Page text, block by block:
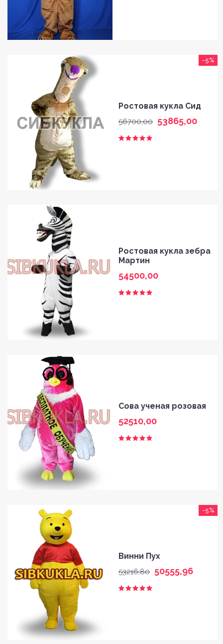
GALLERY
-5%
Ростовая кукла Сид
56700,00 53865,00
Ростовая кукла зебра
Мартин
54500,00
Сова ученая розовая
52510,00
-5%
Винни Пух
53216,80 50555,96